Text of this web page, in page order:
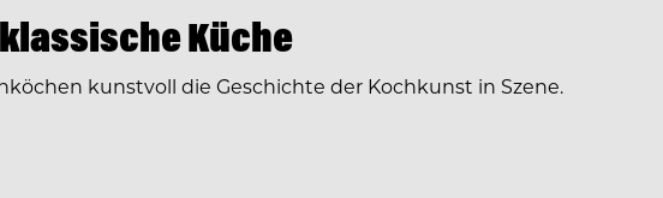
Küche
kunstvoll die Geschichte der Kochkunst in Szene.